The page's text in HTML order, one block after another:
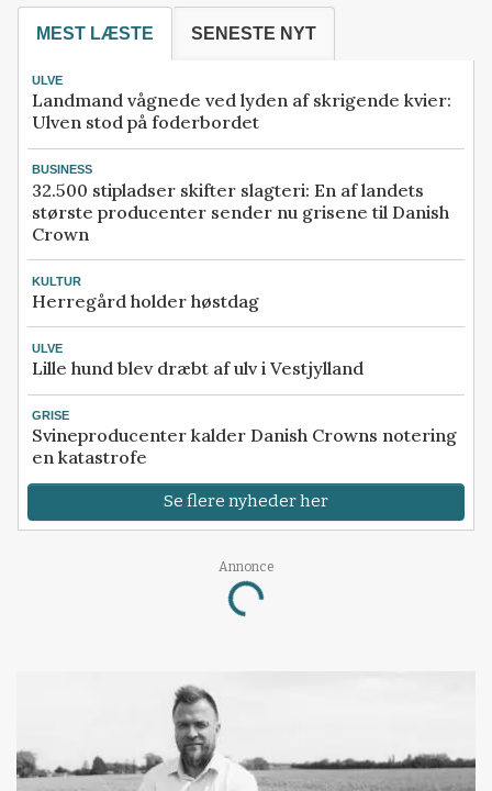
MEST LÆSTE SENESTE NYT
ULVE
Landmand vågnede ved lyden af skrigende kvier:
Ulven stod på foderbordet
BUSINESS
32.500 stipladser skifter slagteri: En af landets
største producenter sender nu grisene til Danish
Crown
KULTUR
Herregård holder høstdag
ULVE
Lille hund blev dræbt af ulv i Vestjylland
GRISE
Svineproducenter kalder Danish Crowns notering
en katastrofe
Se flere nyheder her
Annonce
Loading...